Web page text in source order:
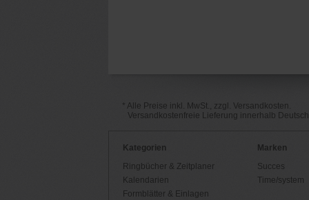
* Alle Preise inkl. MwSt., zzgl. Versandkosten.
Versandkostenfreie Lieferung innerhalb
Kategorien
Ringbücher & Zeitplaner
Kalendarien
Formblätter & Einlagen
Marken
Succes
Time/system